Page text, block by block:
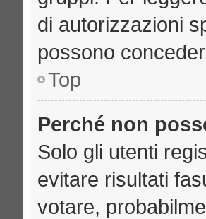
di autorizzazioni
possono
Top
Perché non
Solo gli utenti
evitare risultati
votare,